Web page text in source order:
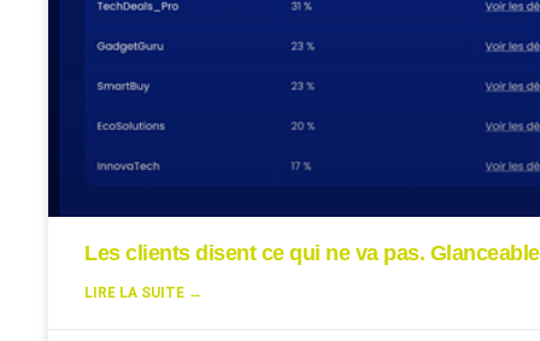
Les clients disent ce qui ne va pas.
LIRE LA SUITE →